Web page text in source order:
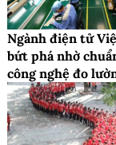
Ngành điện tử
bứt phá nhờ
công nghệ đo